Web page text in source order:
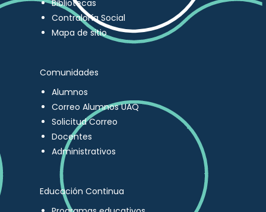
Bibliotecas
Contraloría Social
Mapa de sitio
Comunidades
Alumnos
Correo Alumnos UAQ
Solicitud Correo
Docentes
Administrativos
Educación Continua